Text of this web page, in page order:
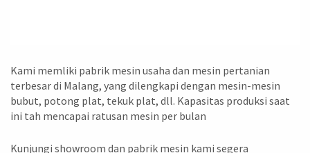
Kami memliki pabrik mesin usaha dan mesin pertanian
terbesar di Malang, yang dilengkapi dengan mesin-mesin
bubut, potong plat, tekuk plat, dll. Kapasitas produksi saat
ini tah mencapai ratusan mesin per bulan
Kunjungi showroom dan pabrik mesin kami segera